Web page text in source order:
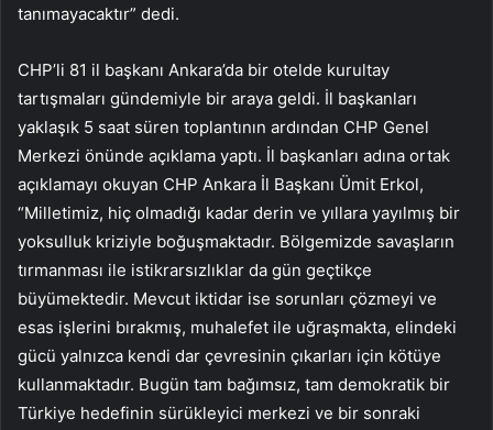
tanımayacaktır” dedi.
CHP’li 81 il başkanı Ankara’da bir otelde kurultay
tartışmaları gündemiyle bir araya geldi. İl başkanları
yaklaşık 5 saat süren toplantının ardından CHP Genel
Merkezi önünde açıklama yaptı. İl başkanları adına ortak
açıklamayı okuyan CHP Ankara İl Başkanı Ümit Erkol,
“Milletimiz, hiç olmadığı kadar derin ve yıllara yayılmış bir
yoksulluk kriziyle boğuşmaktadır. Bölgemizde savaşların
tırmanması ile istikrarsızlıklar da gün geçtikçe
büyümektedir. Mevcut iktidar ise sorunları çözmeyi ve
esas işlerini bırakmış, muhalefet ile uğraşmakta, elindeki
gücü yalnızca kendi dar çevresinin çıkarları için kötüye
kullanmaktadır. Bugün tam bağımsız, tam demokratik bir
Türkiye hedefinin sürükleyici merkezi ve bir sonraki